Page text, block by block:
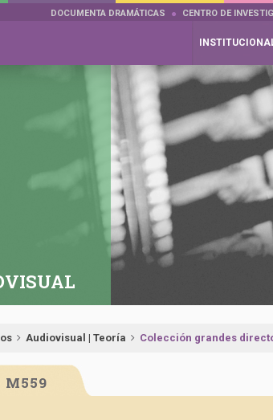
DOCUMENTA DRAMÁTICAS CENTRO DE
Audiovisual | Teoría Colección grandes
M559